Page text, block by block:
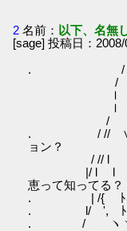
2 名前： 以下、名無
[sage] 投稿日：
/ ／
. / //
/ l / r―/
ｌ l' ﾚ７
ｌ l / ハl
/ ｌ / 〃
. / // ∨lﾊ
ョン？
/ // l l ＼l
|/ l l ヽ l |
恵って知ってる？
. | /{ ﾄ､
. l/ ', ﾄ,l＼
. / ヽヽ.